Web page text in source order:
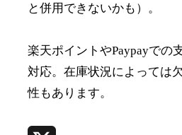
と併用できないかも）。
楽天ポイントやPaypayでの
対応。在庫状況によっては
性もあります。